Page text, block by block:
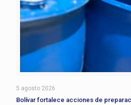
5 agosto 2026
Bolívar fortalece acciones de